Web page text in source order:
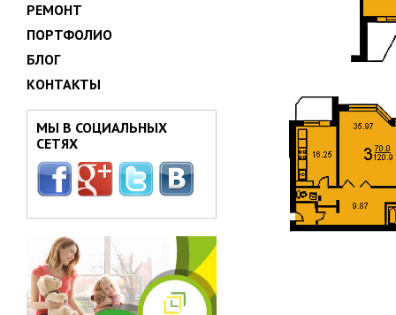
РЕМОНТ
ПОРТФОЛИО
БЛОГ
КОНТАКТЫ
МЫ В СОЦИАЛЬНЫХ
СЕТЯХ